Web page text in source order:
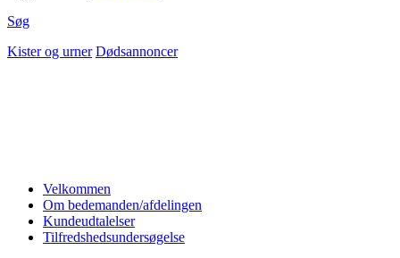
Søg
Kister og urner Dødsannoncer
Velkommen
Om bedemanden/afdelingen
Kundeudtalelser
Tilfredshedsundersøgelse